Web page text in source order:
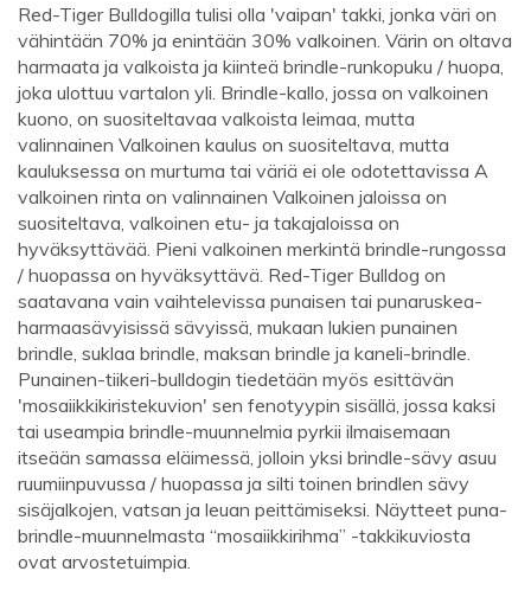
Red-Tiger Bulldogilla tulisi olla 'vaipan' takki, jonka väri on
vähintään 70% ja enintään 30% valkoinen. Värin on oltava
harmaata ja valkoista ja kiinteä brindle-runkopuku / huopa,
joka ulottuu vartalon yli. Brindle-kallo, jossa on valkoinen
kuono, on suositeltavaa valkoista leimaa, mutta
valinnainen Valkoinen kaulus on suositeltava, mutta
kauluksessa on murtuma tai väriä ei ole odotettavissa A
valkoinen rinta on valinnainen Valkoinen jaloissa on
suositeltava, valkoinen etu- ja takajaloissa on
hyväksyttävää. Pieni valkoinen merkintä brindle-rungossa
/ huopassa on hyväksyttävä. Red-Tiger Bulldog on
saatavana vain vaihtelevissa punaisen tai punaruskea-
harmaasävyisissä sävyissä, mukaan lukien punainen
brindle, suklaa brindle, maksan brindle ja kaneli-brindle.
Punainen-tiikeri-bulldogin tiedetään myös esittävän
'mosaiikkikiristekuvion' sen fenotyypin sisällä, jossa kaksi
tai useampia brindle-muunnelmia pyrkii ilmaisemaan
itseään samassa eläimessä, jolloin yksi brindle-sävy asuu
ruumiinpuvussa / huopassa ja silti toinen brindlen sävy
sisäjalkojen, vatsan ja leuan peittämiseksi. Näytteet puna-
brindle-muunnelmasta “mosaiikkirihma” -takkikuviosta
ovat arvostetuimpia.